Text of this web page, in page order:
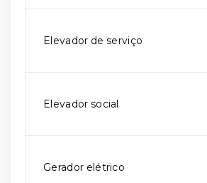
Elevador de serviço
Elevador social
Gerador elétrico